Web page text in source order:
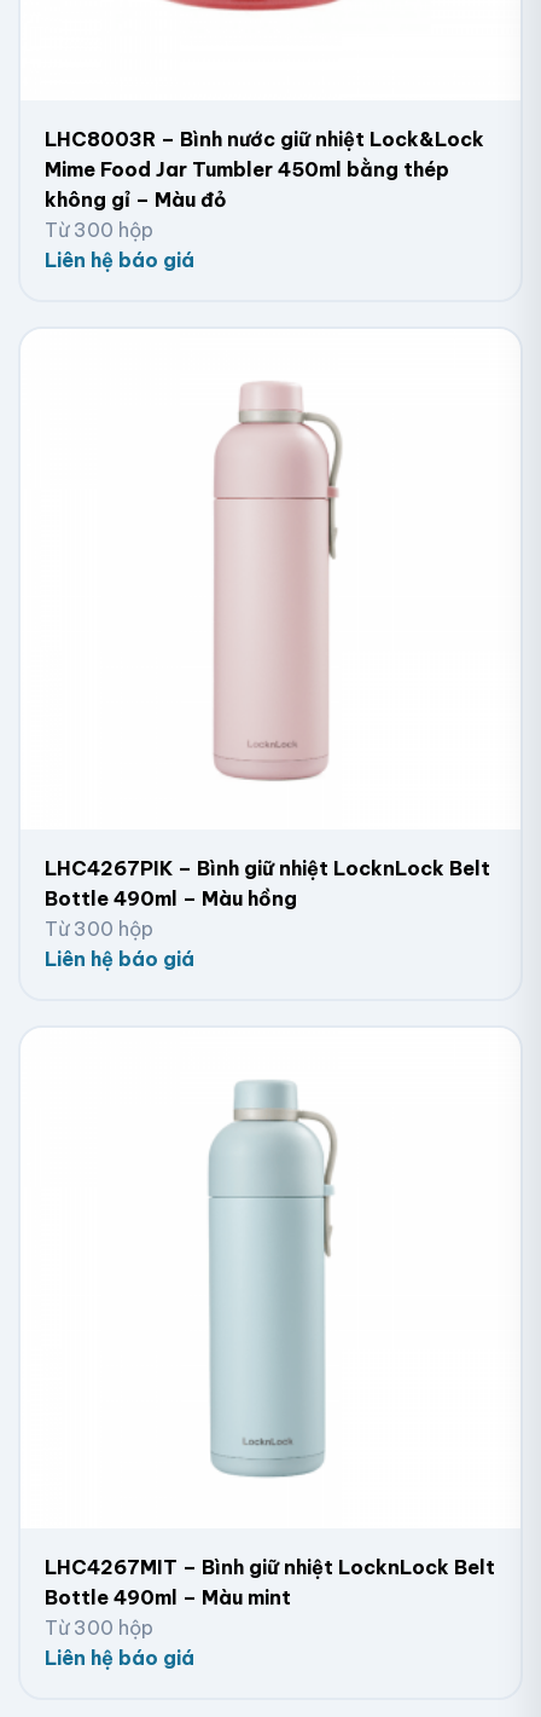
LHC8003R – Bình nước giữ nhiệt Lock&Lock
Mime Food Jar Tumbler 450ml bằng thép
không gỉ – Màu đỏ
Từ 300 hộp
Liên hệ báo giá
LHC4267PIK – Bình giữ nhiệt LocknLock Belt
Bottle 490ml – Màu hồng
Từ 300 hộp
Liên hệ báo giá
LHC4267MIT – Bình giữ nhiệt LocknLock Belt
Bottle 490ml – Màu mint
Từ 300 hộp
Liên hệ báo giá